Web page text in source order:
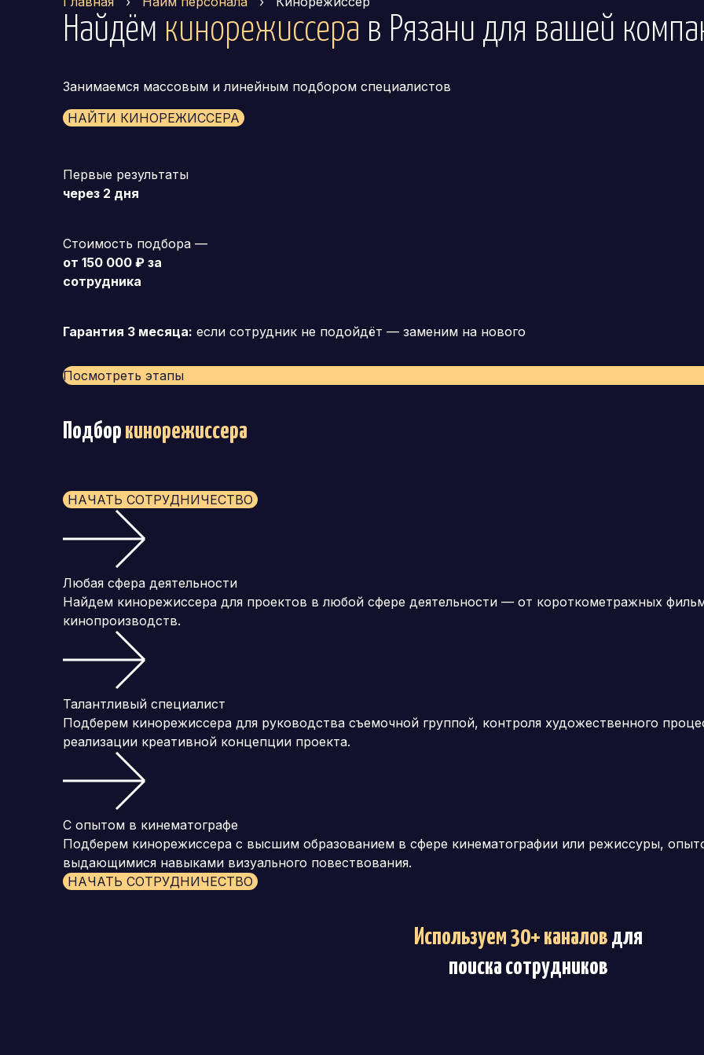
Найдём кинорежиссера в Рязани для вашей
Занимаемся массовым и линейным подбором специалистов
НАЙТИ КИНОРЕЖИССЕРА
Первые результаты
через 2 дня
Стоимость подбора —
от 150 000 ₽ за
сотрудника
Гарантия 3 месяца: если сотрудник не подойдёт — заменим на нового
Посмотреть этапы
Подбор кинорежиссера
НАЧАТЬ СОТРУДНИЧЕСТВО
Любая сфера деятельности
Найдем кинорежиссера для проектов в любой сфере деятельности — от короткометражных
кинопроизводств.
Талантливый специалист
Подберем кинорежиссера для руководства съемочной группой, контроля художественного
реализации креативной концепции проекта.
С опытом в кинематографе
Подберем кинорежиссера с высшим образованием в сфере кинематографии или режиссуры,
выдающимися навыками визуального повествования.
НАЧАТЬ СОТРУДНИЧЕСТВО
Используем 30+ каналов для
поиска сотрудников